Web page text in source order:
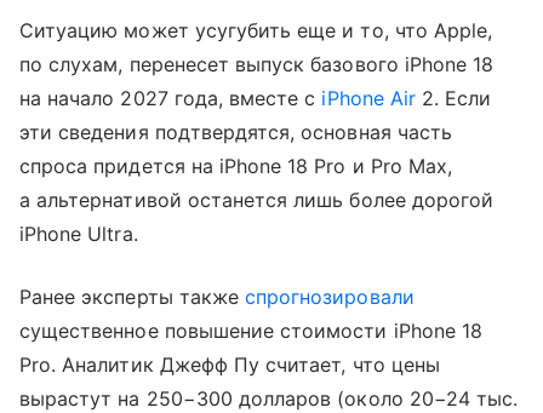
Ситуацию может усугубить еще и то, что Apple,
по слухам, перенесет выпуск базового iPhone 18
на начало 2027 года, вместе с iPhone Air2. Если
эти сведения подтвердятся, основная часть
спроса придется на iPhone 18 Pro и Pro Max,
а альтернативой останется лишь более дорогой
iPhone Ultra.
Ранее эксперты такжеспрогнозировали
существенное повышение стоимости iPhone 18
Pro. Аналитик Джефф Пу считает, что цены
вырастут на 250−300 долларов (около 20−24 тыс.